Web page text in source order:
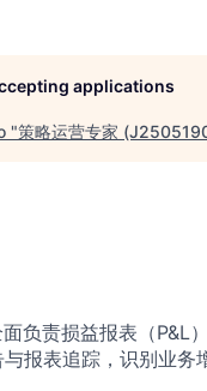
applications
"策略运营专家
负责损益报表（
报表追踪，识别业务